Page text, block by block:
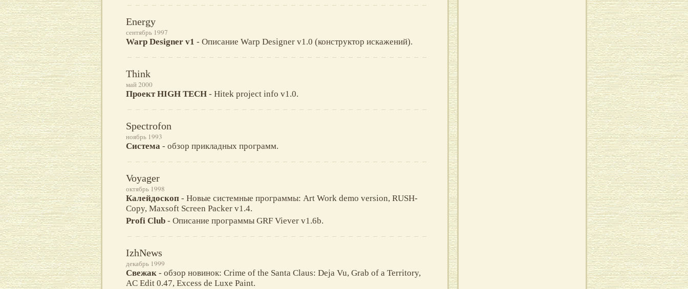
Energy
сентябрь 1997
Warp Designer v1 - Описание Warp Designer v1.0 (конструктор искажений).
Think
май 2000
Проект HIGH TECH - Hitek project info v1.0.
Spectrofon
ноябрь 1993
Система - обзор прикладных программ.
Voyager
октябрь 1998
Калейдоскоп - Новые системные программы: Art Work demo version, RUSH-
Copy, Maxsoft Screen Packer v1.4.
Profi Club - Описание программы GRF Viever v1.6b.
IzhNews
декабрь 1999
Свежак - обзор новинок: Crime of the Santa Claus: Deja Vu, Grab of a Territory,
AC Edit 0.47, Excess de Luxe Paint.